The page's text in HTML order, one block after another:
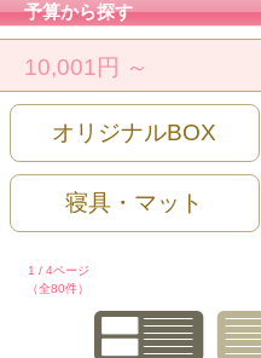
送料無料
お値引き
食品
その他
予算から探す
10,001円 ～
オリジナルBOX
寝具・マット
1 / 4ページ
（全80件）